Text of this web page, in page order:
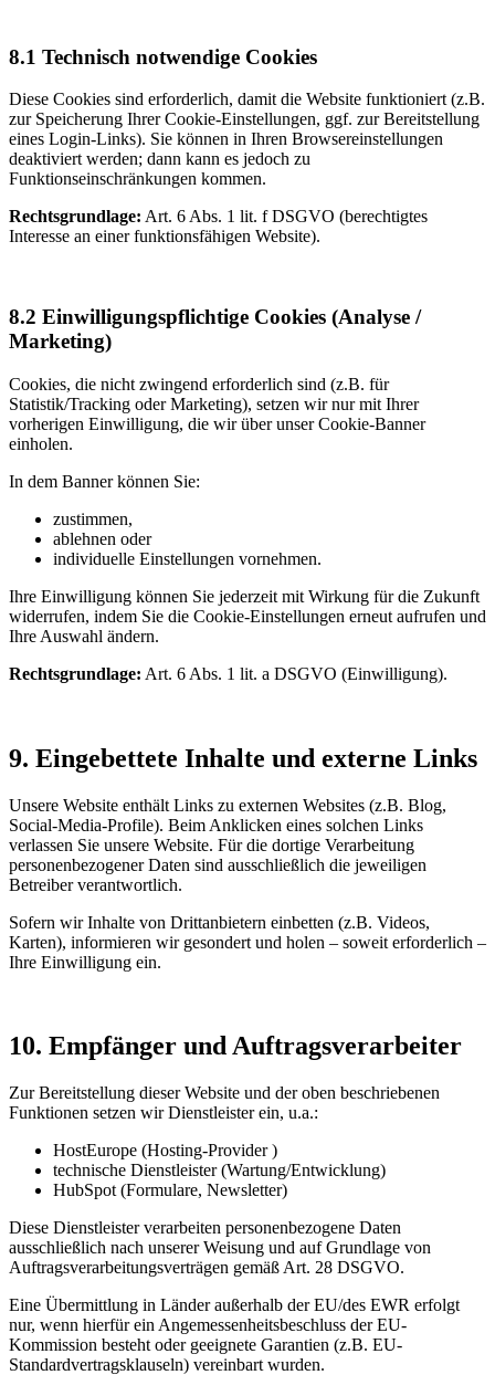
8.1 Technisch notwendige Cookies
Diese Cookies sind erforderlich, damit die Website funktioniert (z.B.
zur Speicherung Ihrer Cookie-Einstellungen, ggf. zur Bereitstellung
eines Login-Links). Sie können in Ihren Browsereinstellungen
deaktiviert werden; dann kann es jedoch zu
Funktionseinschränkungen kommen.
Rechtsgrundlage: Art. 6 Abs. 1 lit. f DSGVO (berechtigtes
Interesse an einer funktionsfähigen Website).
8.2 Einwilligungspflichtige Cookies (Analyse /
Marketing)
Cookies, die nicht zwingend erforderlich sind (z.B. für
Statistik/Tracking oder Marketing), setzen wir nur mit Ihrer
vorherigen Einwilligung, die wir über unser Cookie-Banner
einholen.
In dem Banner können Sie:
zustimmen,
ablehnen oder
individuelle Einstellungen vornehmen.
Ihre Einwilligung können Sie jederzeit mit Wirkung für die Zukunft
widerrufen, indem Sie die Cookie-Einstellungen erneut aufrufen und
Ihre Auswahl ändern.
Rechtsgrundlage: Art. 6 Abs. 1 lit. a DSGVO (Einwilligung).
9. Eingebettete Inhalte und externe Links
Unsere Website enthält Links zu externen Websites (z.B. Blog,
Social-Media-Profile). Beim Anklicken eines solchen Links
verlassen Sie unsere Website. Für die dortige Verarbeitung
personenbezogener Daten sind ausschließlich die jeweiligen
Betreiber verantwortlich.
Sofern wir Inhalte von Drittanbietern einbetten (z.B. Videos,
Karten), informieren wir gesondert und holen – soweit erforderlich –
Ihre Einwilligung ein.
10. Empfänger und Auftragsverarbeiter
Zur Bereitstellung dieser Website und der oben beschriebenen
Funktionen setzen wir Dienstleister ein, u.a.:
HostEurope (Hosting-Provider )
technische Dienstleister (Wartung/Entwicklung)
HubSpot (Formulare, Newsletter)
Diese Dienstleister verarbeiten personenbezogene Daten
ausschließlich nach unserer Weisung und auf Grundlage von
Auftragsverarbeitungsverträgen gemäß Art. 28 DSGVO.
Eine Übermittlung in Länder außerhalb der EU/des EWR erfolgt
nur, wenn hierfür ein Angemessenheitsbeschluss der EU-
Kommission besteht oder geeignete Garantien (z.B. EU-
Standardvertragsklauseln) vereinbart wurden.